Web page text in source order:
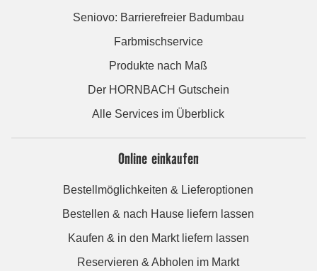
Seniovo: Barrierefreier Badumbau
Farbmischservice
Produkte nach Maß
Der HORNBACH Gutschein
Alle Services im Überblick
Online einkaufen
Bestellmöglichkeiten & Lieferoptionen
Bestellen & nach Hause liefern lassen
Kaufen & in den Markt liefern lassen
Reservieren & Abholen im Markt